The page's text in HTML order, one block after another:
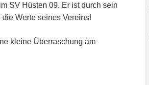
SV Hüsten 09. Er ist durch sein
Werte seines Vereins!
kleine Überraschung am